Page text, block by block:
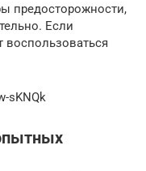
предосторожности,
Если
воспользоваться
sKNQk